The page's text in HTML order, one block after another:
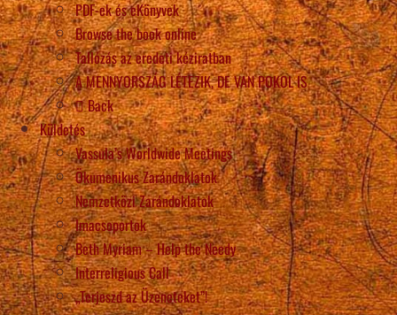
PDF-ek és eKönyvek
Browse the book online
Tallózás az eredeti kéziratban
A MENNYORSZÁG LÉTEZIK, DE VAN POKOL IS
Back
Küldetés
Vassula’s Worldwide Meetings
Ökumenikus Zarándoklatok
Nemzetközi Zarándoklatok
Imacsoportok
Beth Myriam – Help the Needy
Interreligious Call
„Terjeszd az Üzeneteket”!